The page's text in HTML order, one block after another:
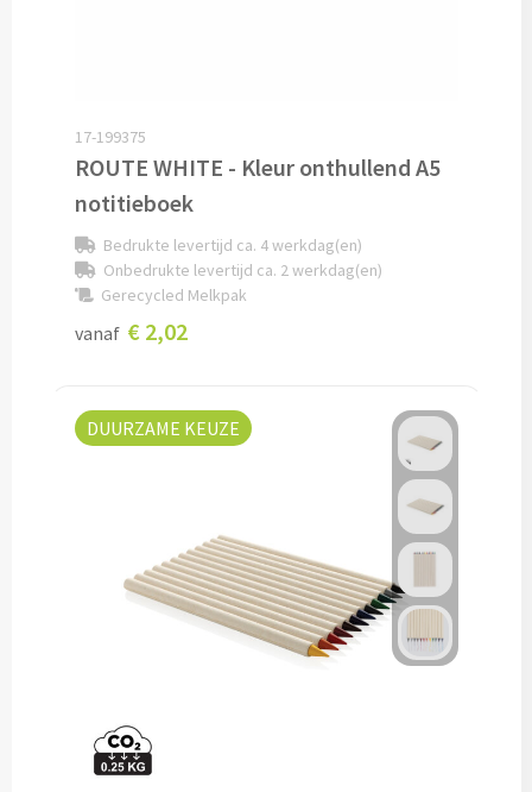
Lunchboxen bedrukken
Lunchbekers bedrukken
Voedselcontainers bedrukken
Saladeboxen bedrukken
Pepermunt bedrukken
Snoepblikken bedrukken
Snoep bedrukken
Chocolade & Bonbons bedrukken
17-199375
ROUTE WHITE - Kleur onthullend A5
notitieboek
Bedrukte levertijd ca. 4 werkdag(en)
Onbedrukte levertijd ca. 2 werkdag(en)
Gerecycled Melkpak
vanaf € 2,02
DUURZAME KEUZE